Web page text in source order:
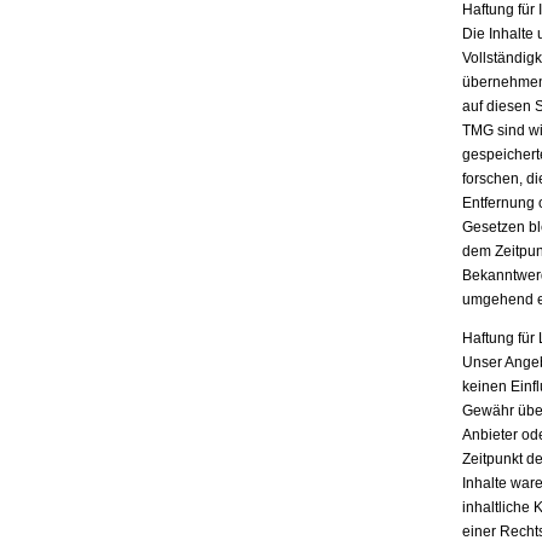
Haftung für
Die Inhalte
auf diesen
TMG sind
forschen,
Entfernung
Gesetzen
dem
umgehend
Haftung für
Unser
keinen
Gewähr
Anbieter
Zeitpunkt
Inhalte
inhaltliche
einer